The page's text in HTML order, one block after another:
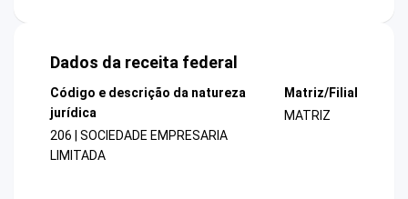
Dados da receita federal
Código e descrição da natureza
jurídica
206 | SOCIEDADE EMPRESARIA
LIMITADA
Matriz/Filial
MATRIZ